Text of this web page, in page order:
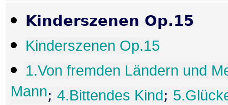
Kinderszenen Op.15
Kinderszenen Op.15
1.Von fremden Ländern und
Mann; 4.Bittendes Kind;